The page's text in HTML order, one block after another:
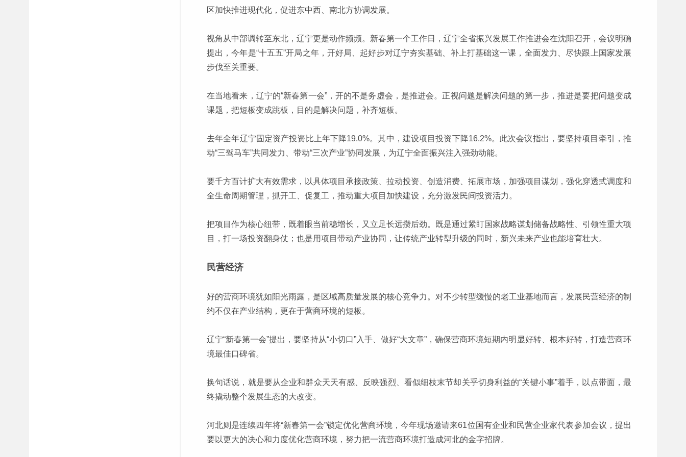
区加快推进现代化，促进东中西、南北方协调发展。
视角从中部调转至东北，辽宁更是动作频频。新春第一个工作日，辽宁全省振兴发展工作推进会在沈阳召开，会议明确
提出，今年是“十五五”开局之年，开好局、起好步对辽宁夯实基础、补上打基础这一课，全面发力、尽快跟上国家发展
步伐至关重要。
在当地看来，辽宁的“新春第一会”，开的不是务虚会，是推进会。正视问题是解决问题的第一步，推进是要把问题变成
课题，把短板变成跳板，目的是解决问题，补齐短板。
去年全年辽宁固定资产投资比上年下降19.0%。其中，建设项目投资下降16.2%。此次会议指出，要坚持项目牵引，推
动“三驾马车”共同发力、带动“三次产业”协同发展，为辽宁全面振兴注入强劲动能。
要千方百计扩大有效需求，以具体项目承接政策、拉动投资、创造消费、拓展市场，加强项目谋划，强化穿透式调度和
全生命周期管理，抓开工、促复工，推动重大项目加快建设，充分激发民间投资活力。
把项目作为核心纽带，既着眼当前稳增长，又立足长远攒后劲。既是通过紧盯国家战略谋划储备战略性、引领性重大项
目，打一场投资翻身仗；也是用项目带动产业协同，让传统产业转型升级的同时，新兴未来产业也能培育壮大。
民营经济
好的营商环境犹如阳光雨露，是区域高质量发展的核心竞争力。对不少转型缓慢的老工业基地而言，发展民营经济的制
约不仅在产业结构，更在于营商环境的短板。
辽宁“新春第一会”提出，要坚持从“小切口”入手、做好“大文章”，确保营商环境短期内明显好转、根本好转，打造营商环
境最佳口碑省。
换句话说，就是要从企业和群众天天有感、反映强烈、看似细枝末节却关乎切身利益的“关键小事”着手，以点带面，最
终撬动整个发展生态的大改变。
河北则是连续四年将“新春第一会”锁定优化营商环境，今年现场邀请来61位国有企业和民营企业家代表参加会议，提出
要以更大的决心和力度优化营商环境，努力把一流营商环境打造成河北的金字招牌。